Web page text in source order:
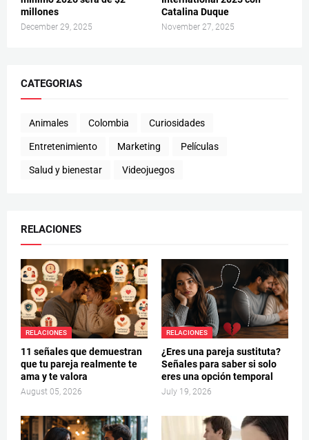
millones
December 29, 2025
Catalina Duque
November 27, 2025
CATEGORIAS
Animales Colombia Curiosidades
Entretenimiento Marketing Películas
Salud y bienestar Videojuegos
RELACIONES
RELACIONES
11 señales que demuestran
que tu pareja realmente te
ama y te valora
August 05, 2026
RELACIONES
¿Eres una pareja sustituta?
Señales para saber si solo
eres una opción temporal
July 19, 2026